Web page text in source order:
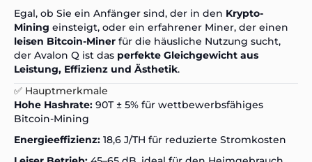
Egal, ob Sie ein Anfänger sind, der in den Krypto-
Mining einsteigt, oder ein erfahrener Miner, der einen
leisen Bitcoin-Miner für die häusliche Nutzung sucht,
der Avalon Q ist das perfekte Gleichgewicht aus
Leistung, Effizienz und Ästhetik.
✅ Hauptmerkmale
Hohe Hashrate: 90T ± 5% für wettbewerbsfähiges
Bitcoin-Mining
Energieeffizienz: 18,6 J/TH für reduzierte Stromkosten